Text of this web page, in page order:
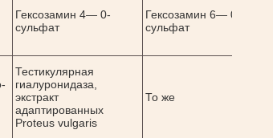
Гексозамин 4— 0-
сульфат
Гексозамин 6— 0-
сульфат
Тестикулярная
гиалуронидаза,
экстракт
адаптированных
Proteus vulgaris
То же